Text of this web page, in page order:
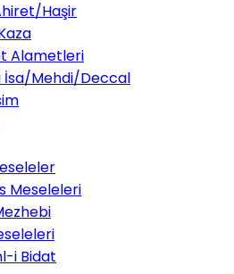
Haşir
Alametleri
İsa/Mehdi/Deccal
Meseleleri
i Bidat